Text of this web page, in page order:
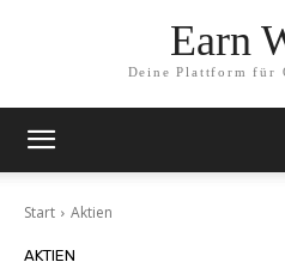
Earn
Deine Plattform für
Start Aktien
AKTIEN